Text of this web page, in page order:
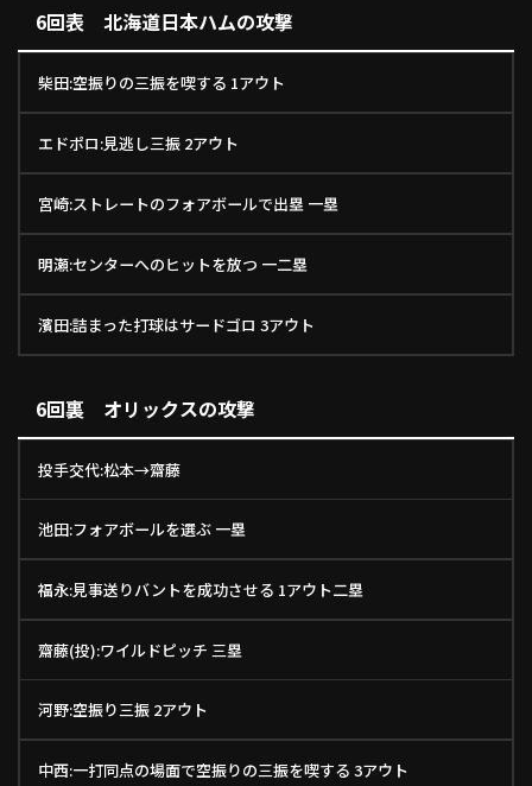
6回表 北海道日本ハムの攻撃
柴田:空振りの三振を喫する 1アウト
エドポロ:見逃し三振 2アウト
宮崎:ストレートのフォアボールで出塁 一塁
明瀬:センターへのヒットを放つ 一二塁
濱田:詰まった打球はサードゴロ 3アウト
6回裏 オリックスの攻撃
投手交代:松本→齋藤
池田:フォアボールを選ぶ 一塁
福永:見事送りバントを成功させる 1アウト二塁
齋藤(投):ワイルドピッチ 三塁
河野:空振り三振 2アウト
中西:一打同点の場面で空振りの三振を喫する 3アウト